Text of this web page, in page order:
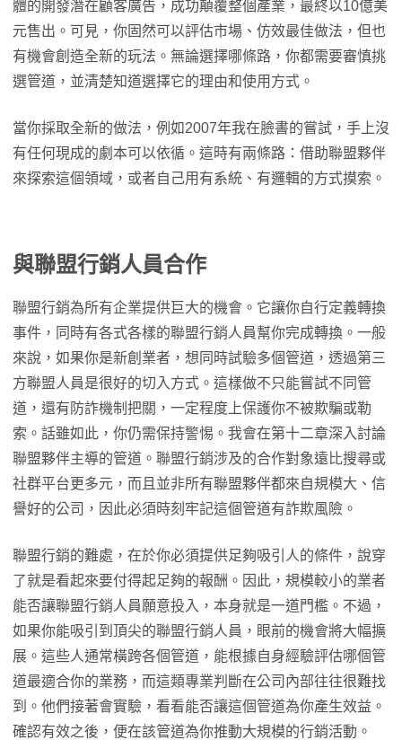
體的開發潛在顧客廣告，成功顛覆整個產業，最終以10億美
元售出。可見，你固然可以評估市場、仿效最佳做法，但也
有機會創造全新的玩法。無論選擇哪條路，你都需要審慎挑
選管道，並清楚知道選擇它的理由和使用方式。
當你採取全新的做法，例如2007年我在臉書的嘗試，手上沒
有任何現成的劇本可以依循。這時有兩條路：借助聯盟夥伴
來探索這個領域，或者自己用有系統、有邏輯的方式摸索。
與聯盟行銷人員合作
聯盟行銷為所有企業提供巨大的機會。它讓你自行定義轉換
事件，同時有各式各樣的聯盟行銷人員幫你完成轉換。一般
來說，如果你是新創業者，想同時試驗多個管道，透過第三
方聯盟人員是很好的切入方式。這樣做不只能嘗試不同管
道，還有防詐機制把關，一定程度上保護你不被欺騙或勒
索。話雖如此，你仍需保持警惕。我會在第十二章深入討論
聯盟夥伴主導的管道。聯盟行銷涉及的合作對象遠比搜尋或
社群平台更多元，而且並非所有聯盟夥伴都來自規模大、信
譽好的公司，因此必須時刻牢記這個管道有詐欺風險。
聯盟行銷的難處，在於你必須提供足夠吸引人的條件，說穿
了就是看起來要付得起足夠的報酬。因此，規模較小的業者
能否讓聯盟行銷人員願意投入，本身就是一道門檻。不過，
如果你能吸引到頂尖的聯盟行銷人員，眼前的機會將大幅擴
展。這些人通常橫跨各個管道，能根據自身經驗評估哪個管
道最適合你的業務，而這類專業判斷在公司內部往往很難找
到。他們接著會實驗，看看能否讓這個管道為你產生效益。
確認有效之後，便在該管道為你推動大規模的行銷活動。